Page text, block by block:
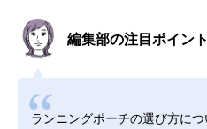
編集部の注目ポイント
ランニングポーチの選び方に